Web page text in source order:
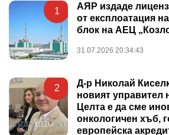
1
АЯР издаде
от експлоатация
блок на АЕЦ
31.07.2026 20:34:43
2
Д-р Николай
новият управител
Целта е да сме
онкологичен хъб,
европейска